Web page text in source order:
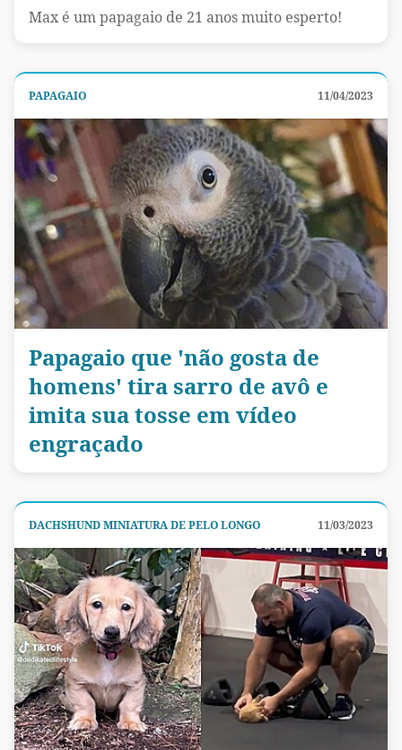
Max é um papagaio de 21 anos muito esperto!
PAPAGAIO 11/04/2023
Papagaio que 'não gosta de
homens' tira sarro de avô e
imita sua tosse em vídeo
engraçado
DACHSHUND MINIATURA DE PELO LONGO 11/03/2023